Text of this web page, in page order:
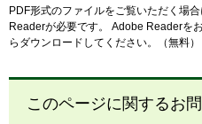
PDF形式のファイルをご覧いただく場
Readerが必要です。
Adobe Readerを
らダウンロードしてください。（無料）
このページに関するお